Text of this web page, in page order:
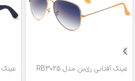
عینک آفتابی ری‌بن مدل RB3025